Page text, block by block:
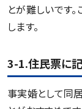
とが難しいです
します。
3-1.住民票に
事実婚として同